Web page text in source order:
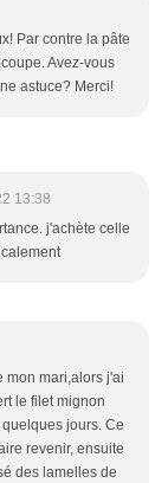
Par contre la pâte
Avez-vous
astuce? Merci!
13:38
j'achète celle
mon mari,alors j'ai
le filet mignon
jours. Ce
revenir, ensuite
des lamelles de